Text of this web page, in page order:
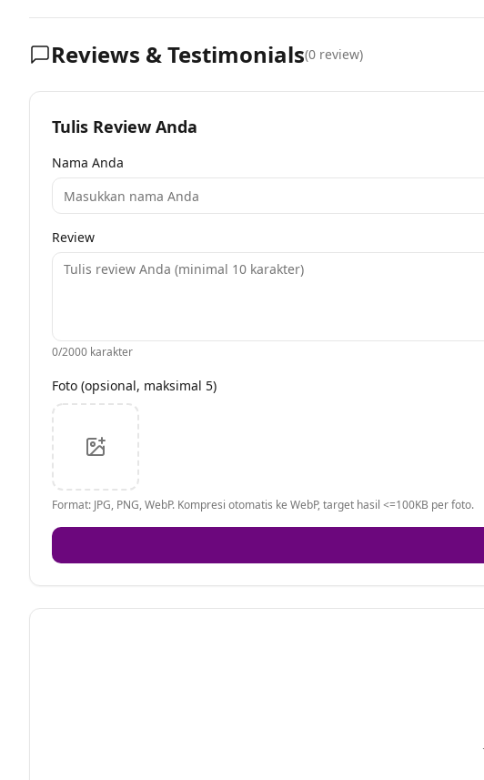
Reviews & Testimonials(0 review)
Tulis Review Anda
Nama Anda
Review
0/2000 karakter
Foto (opsional, maksimal 5)
Format: JPG, PNG, WebP. Kompresi otomatis ke WebP, target hasil <=100KB per foto.